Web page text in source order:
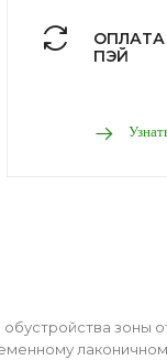
ОПЛАТА
ПЭЙ
зоны